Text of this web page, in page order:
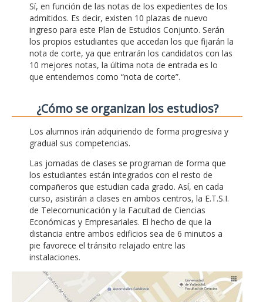
Sí, en función de las notas de los expedientes de los
admitidos. Es decir, existen 10 plazas de nuevo
ingreso para este Plan de Estudios Conjunto. Serán
los propios estudiantes que accedan los que fijarán la
nota de corte, ya que entrarán los candidatos con las
10 mejores notas, la última nota de entrada es lo
que entendemos como “nota de corte”.
¿Cómo se organizan los estudios?
Los alumnos irán adquiriendo de forma progresiva y
gradual sus competencias.
Las jornadas de clases se programan de forma que
los estudiantes están integrados con el resto de
compañeros que estudian cada grado. Así, en cada
curso, asistirán a clases en ambos centros, la E.T.S.I.
de Telecomunicación y la Facultad de Ciencias
Económicas y Empresariales. El hecho de que la
distancia entre ambos edificios sea de 6 minutos a
pie favorece el tránsito relajado entre las
instalaciones.